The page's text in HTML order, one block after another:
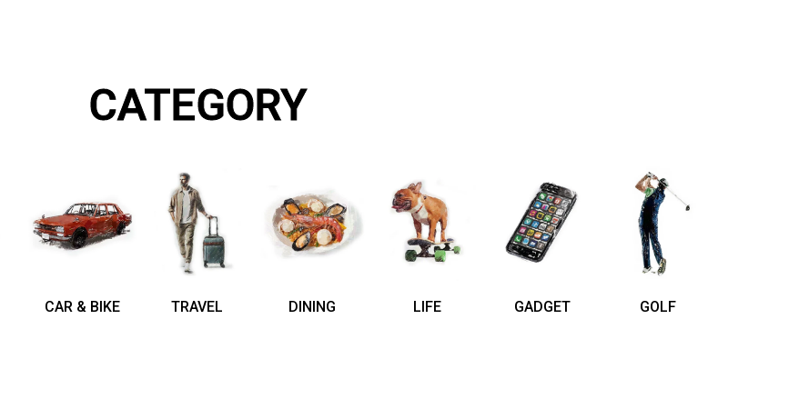
CATEGORY
CAR & BIKE TRAVEL DINING LIFE GADGET GOLF